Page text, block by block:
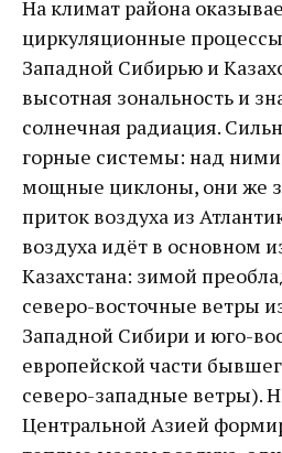
На климат района
циркуляционные
Западной Сибирью и
высотная зональность и
солнечная радиация.
горные системы: над
мощные циклоны, они же
приток воздуха из
воздуха идёт в основном
Казахстана: зимой
северо-восточные ветры
Западной Сибири и юго-
европейской части
северо-западные ветры).
Центральной Азией